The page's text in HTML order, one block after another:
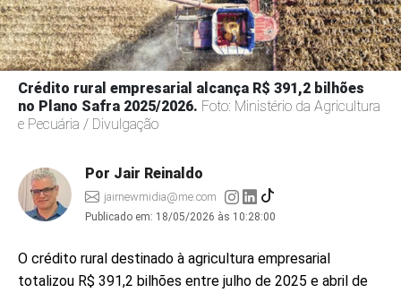
Crédito rural empresarial alcança R$ 391,2 bilhões
no Plano Safra 2025/2026. Foto: Ministério da Agricultura
e Pecuária / Divulgação
Por Jair Reinaldo
jairnewmidia@me.com
Publicado em: 18/05/2026 às 10:28:00
O crédito rural destinado à agricultura empresarial
totalizou R$ 391,2 bilhões entre julho de 2025 e abril de